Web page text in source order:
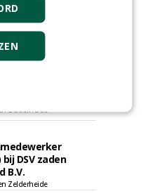
bij DSV
B.V.
(fulltime) bij
Zelderheide
DSV zaden
B.V.
Zelderheide